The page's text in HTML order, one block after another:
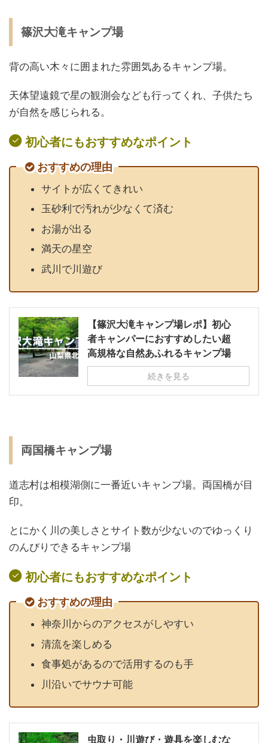
篠沢大滝キャンプ場
背の高い木々に囲まれた雰囲気あるキャンプ場。
天体望遠鏡で星の観測会なども行ってくれ、子供たち
が自然を感じられる。
初心者にもおすすめなポイント
おすすめの理由
サイトが広くてきれい
玉砂利で汚れが少なくて済む
お湯が出る
満天の星空
武川で川遊び
【篠沢大滝キャンプ場レポ】初心
者キャンパーにおすすめしたい超
高規格な自然あふれるキャンプ場
続きを見る
両国橋キャンプ場
道志村は相模湖側に一番近いキャンプ場。両国橋が目
印。
とにかく川の美しさとサイト数が少ないのでゆっくり
のんびりできるキャンプ場
初心者にもおすすめなポイント
おすすめの理由
神奈川からのアクセスがしやすい
清流を楽しめる
食事処があるので活用するのも手
川沿いでサウナ可能
虫取り・川遊び・遊具を楽しむな